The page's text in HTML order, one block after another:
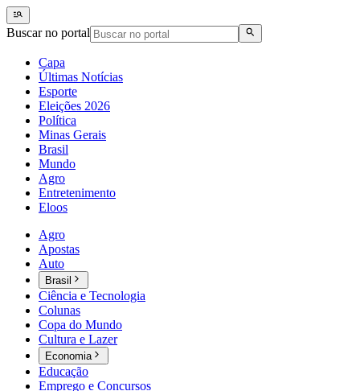
Buscar no portal
Capa
Últimas Notícias
Esporte
Eleições 2026
Política
Minas Gerais
Brasil
Mundo
Agro
Entretenimento
Eloos
Agro
Apostas
Auto
Brasil
Ciência e Tecnologia
Colunas
Copa do Mundo
Cultura e Lazer
Economia
Educação
Emprego e Concursos